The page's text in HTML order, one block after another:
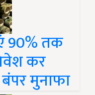
90% तक
कर
मुनाफा